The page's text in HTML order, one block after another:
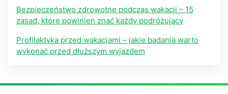
Bezpieczeństwo zdrowotne podczas wakacji – 15
zasad, które powinien znać każdy podróżujący
Profilaktyka przed wakacjami – jakie badania warto
wykonać przed dłuższym wyjazdem